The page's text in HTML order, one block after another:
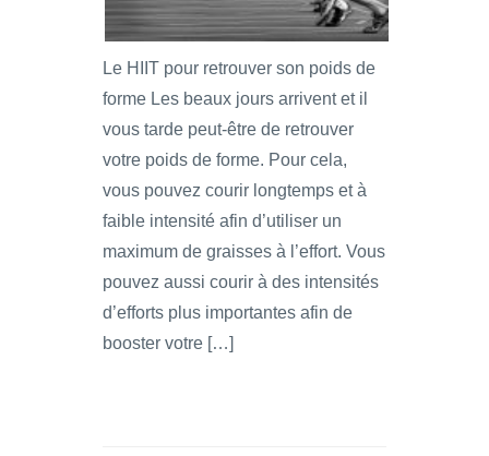
Le HIIT pour retrouver son poids de
forme Les beaux jours arrivent et il
vous tarde peut-être de retrouver
votre poids de forme. Pour cela,
vous pouvez courir longtemps et à
faible intensité afin d’utiliser un
maximum de graisses à l’effort. Vous
pouvez aussi courir à des intensités
d’efforts plus importantes afin de
booster votre […]